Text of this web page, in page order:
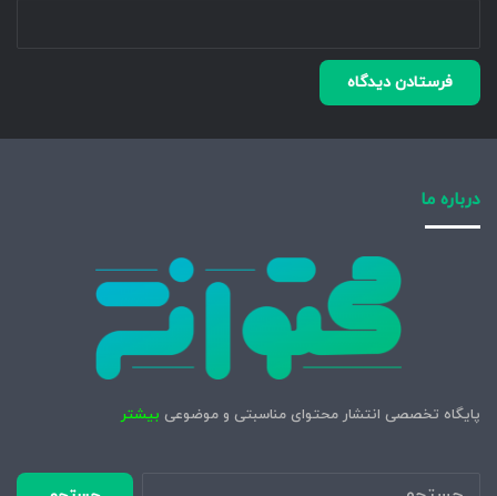
درباره ما
پایگاه تخصصی انتشار محتوای مناسبتی و موضوعی بیشتر
جستجو